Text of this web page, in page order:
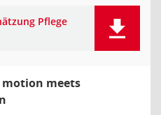
Pflege
meets